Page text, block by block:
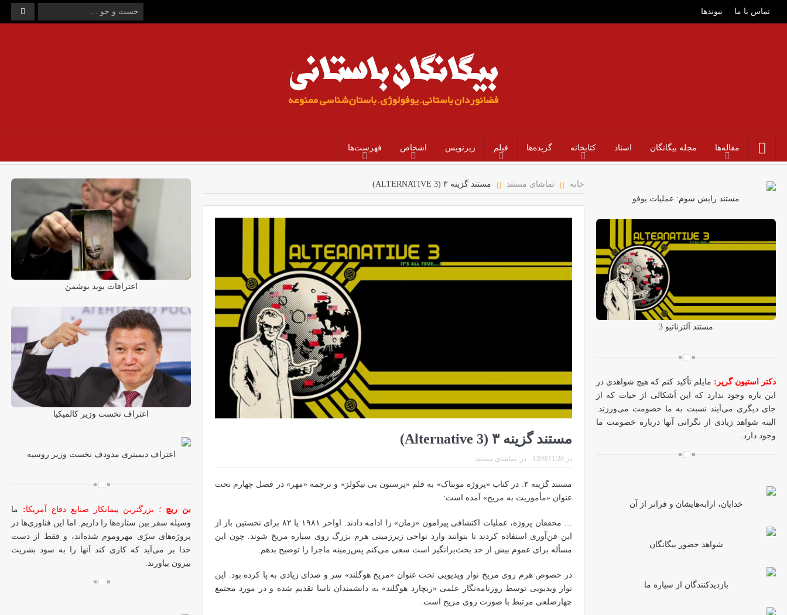
تماس با ما پیوندها
مقاله‌ها مجله بیگانگان اسناد کتابخانه گزیده‌ها فیلم زیرنویس اشخاص فهرست‌ها
خانه تماشای مستند مستند گزینه ۳ (ALTERNATIVE 3)
مستند گزینه ۳ (Alternative 3)
در 1399/11/20 در: تماشای مستند
مستند گزینه ۳: در کتاب «پروژه مونتاک» به قلم «پرستون بی نیکولز» و ترجمه «مهر» در فصل چهارم تحت
عنوان «مأموریت به مریخ» آمده است:
… محققان پروژه، عملیات اکتشافی پیرامون «زمان» را ادامه دادند. اواخر ۱۹۸۱ یا ۸۲ برای نخستین بار از
این فن‌آوری استفاده کردند تا بتوانند وارد نواحی زیرزمینی هرم بزرگ روی سیاره مریخ شوند. چون این
مسأله برای عموم بیش از حد بحث‌برانگیز است سعی می‌کنم پس‌زمینه ماجرا را توضیح بدهم.
در خصوص هرم روی مریخ نوار ویدیویی تحت عنوان «مریخ هوگلند» سر و صدای زیادی به پا کرده بود. این
نوار ویدیویی توسط روزنامه‌نگار علمی «ریچارد هوگلند» به دانشمندان ناسا تقدیم شده و در مورد مجتمع
چهارضلعی مرتبط با صورت روی مریخ است.
اعترافات بوید بوشمن
اعتراف نخست وزیر کالمیکیا
اعتراف دیمیتری مدودف نخست وزیر روسیه
بن ریچ ؛ بزرگترین پیمانکار صنایع دفاع آمریکا: ما
وسیله سفر بین ستاره‌ها را داریم. اما این فناوری‌ها در
پروژه‌های سرّی مهروموم شده‌اند، و فقط از دست
خدا بر می‌آید که کاری کند آنها را به سود بشریت
بیرون بیاورند.
مستند رایش سوم: عملیات یوفو
مستند آلترناتیو 3
دکتر استیون گریر: مایلم تأکید کنم که هیچ شواهدی در
این باره وجود ندارد که این اَشکالی از حیات که از
جای دیگری می‌آیند نسبت به ما خصومت می‌ورزند.
البته شواهد زیادی از نگرانی آنها درباره خصومت ما
وجود دارد.
خدایان، ارابه‌هایشان و فراتر از آن
شواهد حضور بیگانگان
بازدیدکنندگان از سیاره ما